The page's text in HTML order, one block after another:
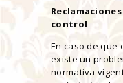
control
En caso de que
existe un
normativa